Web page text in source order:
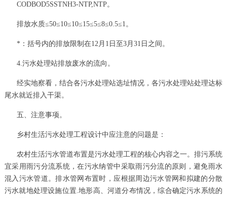
CODBOD5SSTNH3-NTP,NTP。
排放水质≤50≤10≤10≤15≤5≤8≤0.5≤1。
*：括号内的排放限制在12月1日至3月31日之间。
4.污水处理站排放废水的流向。
经实地察看，结合各污水处理站选址情况，各污水处理站处理达标
尾水就近排入干渠。
五、注意事项。
乡村生活污水处理工程设计中应注意的问题是：
农村生活污水管道布置是污水处理工程的核心内容之一。排污系统
宜采用雨污分流系统，在污水纳管中采取雨污分流的原则，避免雨水
混入污水管道。排水管网布置时，应根据周边污水管网和拟建的分散
污水就地处理设施位置.地形高、河道分布情况，综合确定污水系统的